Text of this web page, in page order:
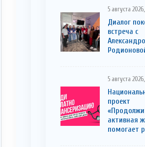
5 августа 2026,
Диалог
встреча с
5 августа
проект
активная
помогает